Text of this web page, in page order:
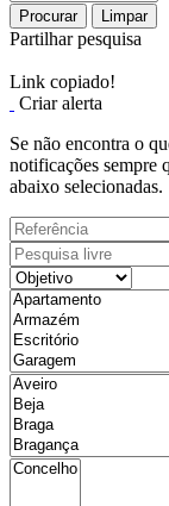
Procurar Limpar
Partilhar pesquisa
Link copiado!
Criar alerta
Se não encontra o
notificações sempre
abaixo selecionadas.